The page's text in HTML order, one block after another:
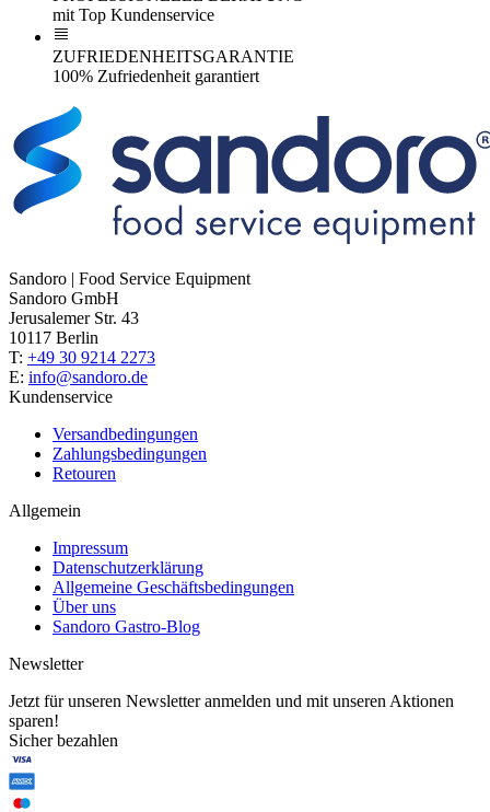
mit Top Kundenservice
ZUFRIEDENHEITSGARANTIE
100% Zufriedenheit garantiert
Sandoro | Food Service Equipment
Sandoro GmbH
Jerusalemer Str. 43
10117 Berlin
T: +49 30 9214 2273
E: info@sandoro.de
Kundenservice
Versandbedingungen
Zahlungsbedingungen
Retouren
Allgemein
Impressum
Datenschutzerklärung
Allgemeine Geschäftsbedingungen
Über uns
Sandoro Gastro-Blog
Newsletter
Jetzt für unseren Newsletter anmelden und mit unseren Aktionen
sparen!
Sicher bezahlen